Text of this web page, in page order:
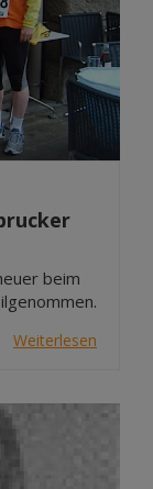
beim
Weiterlesen